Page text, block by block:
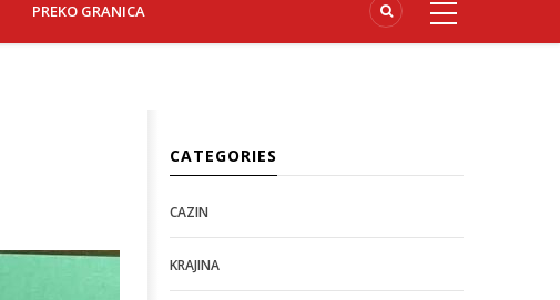
PREKO GRANICA
CATEGORIES
CAZIN
KRAJINA